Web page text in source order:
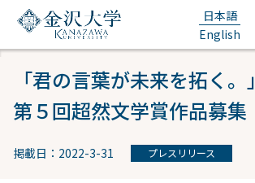
日本語
English
「君の言葉が未来を拓く。」
第５回超然文学賞作品募集
掲載日：2022-3-31 プレスリリース